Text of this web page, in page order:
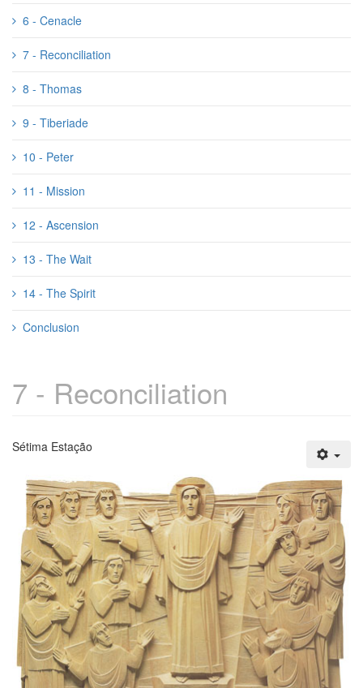
6 - Cenacle
7 - Reconciliation
8 - Thomas
9 - Tiberiade
10 - Peter
11 - Mission
12 - Ascension
13 - The Wait
14 - The Spirit
Conclusion
7 - Reconciliation
Sétima Estação